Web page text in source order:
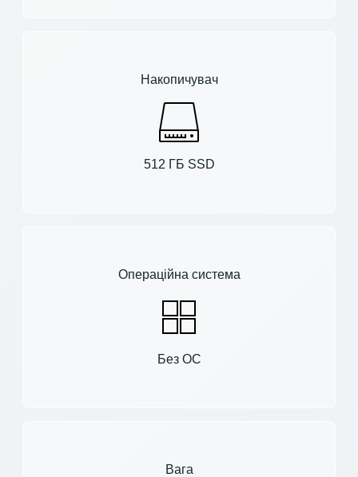
Накопичувач
512 ГБ SSD
Операційна система
Без ОС
Вага